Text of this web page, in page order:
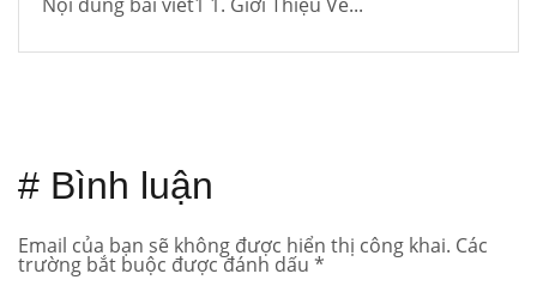
# Bình luận
Email của bạn sẽ không được hiển thị công khai. Các
trường bắt buộc được đánh dấu *